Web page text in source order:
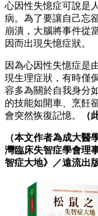
心因性失憶症可說是
病。為了要讓自己忘
崩潰，大腦將事件從
因而出現失憶症狀。
因為心因性失憶症是
現生理症狀，有時僅
容多為關於自我身分
的技能如開車、烹飪
會突然恢復記憶。
（
（本文作者為成大醫
灣臨床失智症學會理
智症大地》／遠流出版